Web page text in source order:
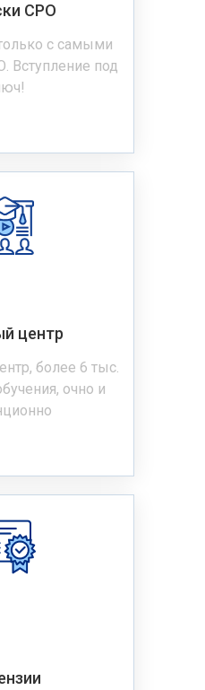
СРО
с самыми
Вступление под
центр
более 6 тыс.
очно и